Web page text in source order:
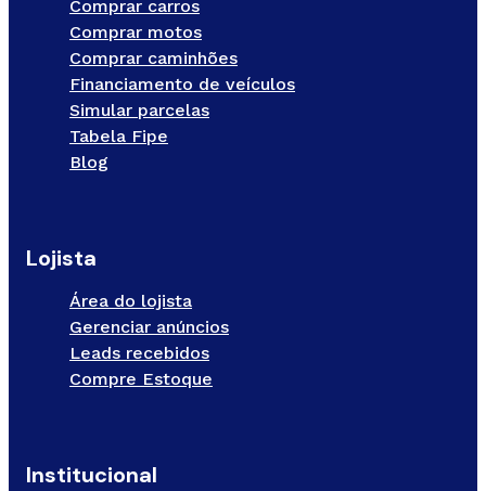
Comprar carros
Comprar motos
Comprar caminhões
Financiamento de veículos
Simular parcelas
Tabela Fipe
Blog
Lojista
Área do lojista
Gerenciar anúncios
Leads recebidos
Compre Estoque
Institucional